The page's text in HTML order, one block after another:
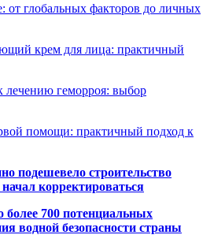
от глобальных факторов до личных
крем для лица: практичный
геморроя: выбор
помощи: практичный подход к
подешевело строительство
корректироваться
700 потенциальных
водной безопасности страны